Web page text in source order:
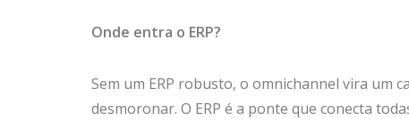
Onde entra o ERP?
Sem um ERP robusto, o omnichannel vira um
desmoronar. O ERP é a ponte que conecta